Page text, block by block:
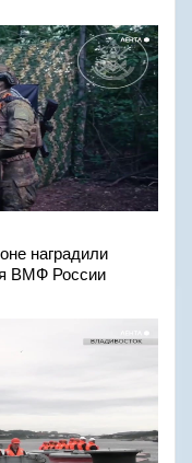
наградили
ВМФ России